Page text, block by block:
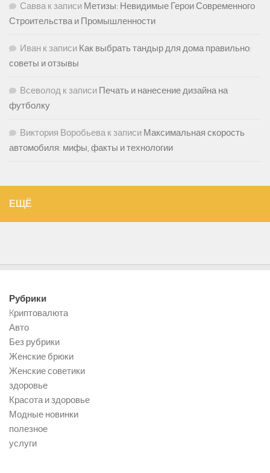
Саввак записи Метизы: Невидимые Герои Современного
Строительства и Промышленности
Иван к записи Как выбрать тандыр для дома правильно:
советы и отзывы
Всеволод к записи Печать и нанесение дизайна на
футболку
Виктория Воробьевак записи Максимальная скорость
автомобиля: мифы, факты и технологии
ЕЩЁ
Рубрики
Kриптовалюта
Авто
Без рубрики
Женские брюки
Женские советики
здоровье
Красота и здоровье
Модные новинки
полезное
услуги